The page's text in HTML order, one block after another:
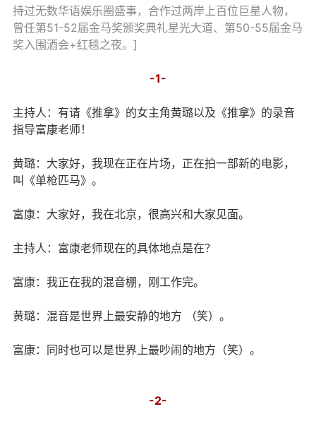
持过无数华语娱乐圈盛事，合作过两岸上百位巨星人物，
曾任第51-52届金马奖颁奖典礼星光大道、第50-55届金马
奖入围酒会+红毯之夜。]
-1-
主持人：有请《推拿》的女主角黄璐以及《推拿》的录音
指导富康老师！
黄璐：大家好，我现在正在片场，正在拍一部新的电影，
叫《单枪匹马》。
富康：大家好，我在北京，很高兴和大家见面。
主持人：富康老师现在的具体地点是在？
富康：我正在我的混音棚，刚工作完。
黄璐：混音是世界上最安静的地方 （笑）。
富康：同时也可以是世界上最吵闹的地方（笑）。
-2-